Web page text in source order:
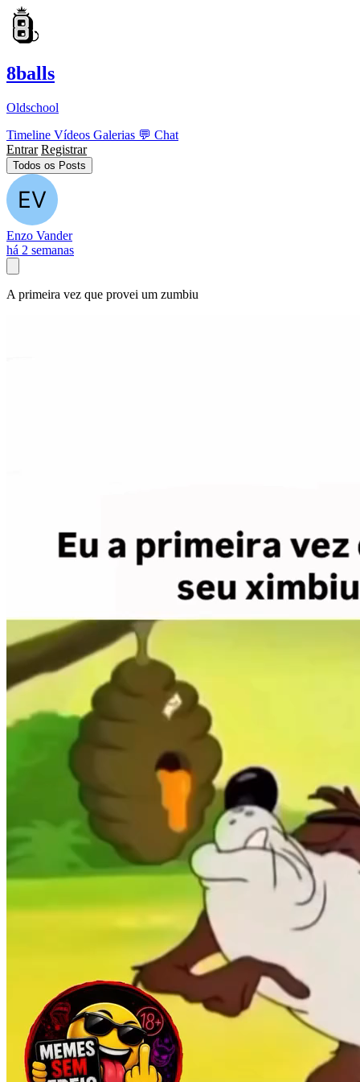
8balls
Oldschool
Timeline Vídeos Galerias 💬 Chat
Entrar Registrar
Todos os Posts
Enzo Vander
há 2 semanas
A primeira vez que provei um zumbiu